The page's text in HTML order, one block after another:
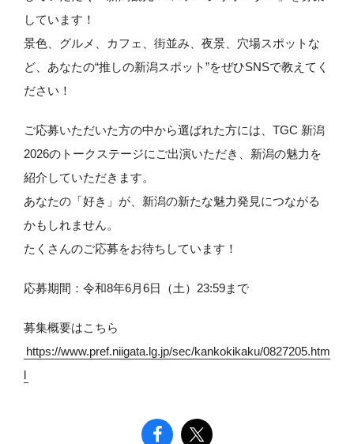
しています！
景色、グルメ、カフェ、街並み、夜景、穴場スポットな
ど、あなたの“推しの新潟スポット”をぜひSNSで教えてく
ださい！
ご応募いただいた方の中から選ばれた方には、TGC 新潟
2026のトークステージにご出演いただき、新潟の魅力を
紹介していただきます。
あなたの「好き」が、新潟の新たな魅力発見につながる
かもしれません。
たくさんのご応募をお待ちしています！
応募期間：令和8年6月6日（土）23:59まで
募集概要はこちら
https://www.pref.niigata.lg.jp/sec/kankokikaku/0827205.htm
l